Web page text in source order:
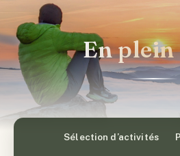
En
Sélection d’activités